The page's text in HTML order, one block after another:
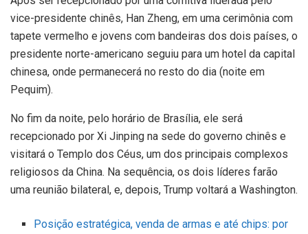
vice-presidente chinês, Han Zheng, em uma cerimônia com
tapete vermelho e jovens com bandeiras dos dois países, o
presidente norte-americano seguiu para um hotel da capital
chinesa, onde permanecerá no resto do dia (noite em
Pequim).
No fim da noite, pelo horário de Brasília, ele será
recepcionado por Xi Jinping na sede do governo chinês e
visitará o Templo dos Céus, um dos principais complexos
religiosos da China. Na sequência, os dois líderes farão
uma reunião bilateral, e, depois, Trump voltará a Washington.
Posição estratégica, venda de armas e até chips: por